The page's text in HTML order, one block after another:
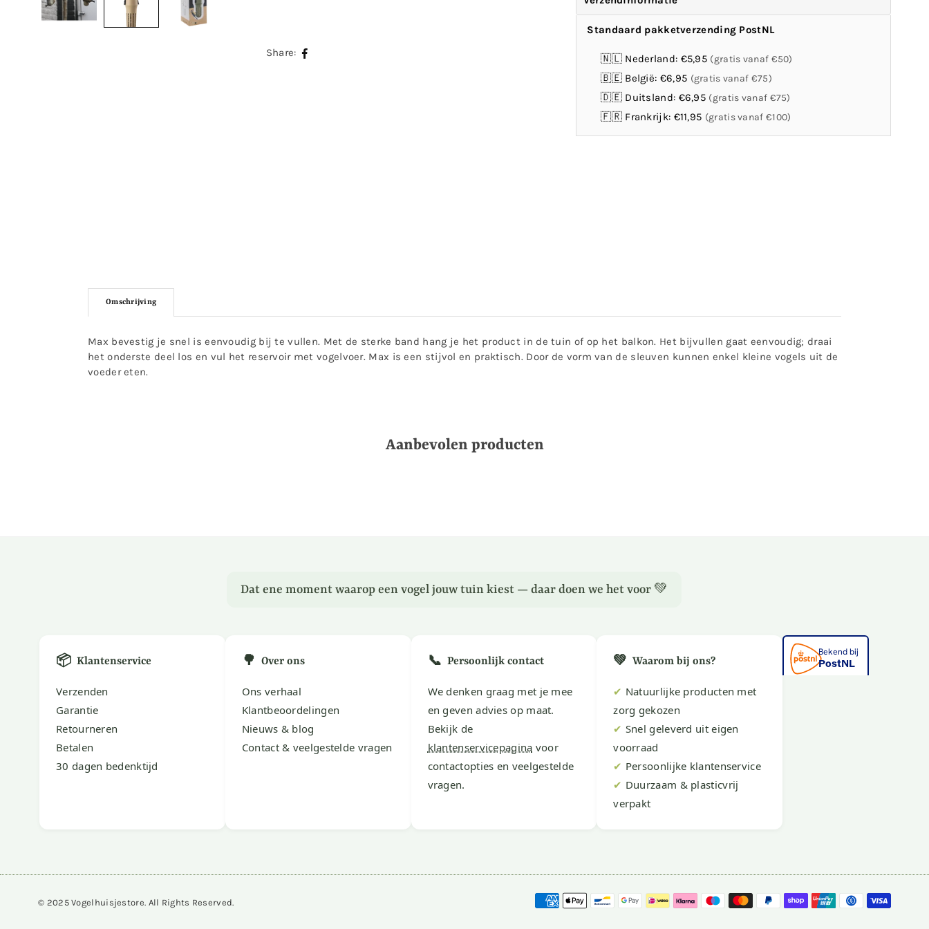
Share:
Standaard pakketverzending PostNL
🇳🇱 Nederland: €5,95 (gratis vanaf €50)
🇧🇪 België: €6,95 (gratis vanaf €75)
🇩🇪 Duitsland: €6,95 (gratis vanaf €75)
🇫🇷 Frankrijk: €11,95 (gratis vanaf €100)
Omschrijving
Max bevestig je snel is eenvoudig bij te vullen. Met de sterke band hang je het product in de tuin of op het balkon. Het bijvullen gaat eenvoudig; draai
het onderste deel los en vul het reservoir met vogelvoer. Max is een stijvol en praktisch. Door de vorm van de sleuven kunnen enkel kleine vogels uit de
voeder eten.
Aanbevolen producten
Dat ene moment waarop een vogel jouw tuin kiest — daar doen we het voor 💚
📦 Klantenservice
Verzenden
Garantie
Retourneren
Betalen
30 dagen bedenktijd
🌳 Over ons
Ons verhaal
Klantbeoordelingen
Nieuws & blog
Contact & veelgestelde vragen
📞 Persoonlijk contact
We denken graag met je mee
en geven advies op maat.
Bekijk de
klantenservicepagina voor
contactopties en veelgestelde
vragen.
💚 Waarom bij ons?
✔ Natuurlijke producten met
zorg gekozen
✔ Snel geleverd uit eigen
voorraad
✔ Persoonlijke klantenservice
✔ Duurzaam & plasticvrij
verpakt
© 2025 Vogelhuisjestore. All Rights Reserved.